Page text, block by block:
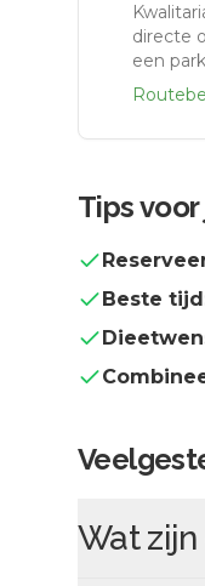
directe
een
Tips
Beste
Wat